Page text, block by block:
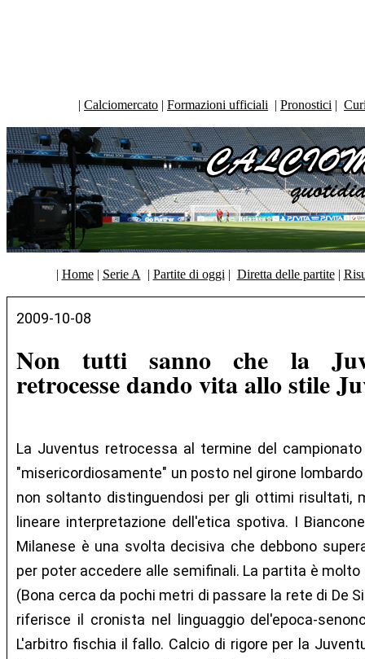
| Calciomercato | Formazioni ufficiali | Pronostici |
| Home| Serie A | Partite di oggi | Diretta delle partite|
2009-10-08
Non tutti sanno che la
retrocesse dando vita allo stile
La Juventus retrocessa al termine del
"misericordiosamente" un posto nel girone
non soltanto distinguendosi per gli ottimi risultati,
lineare interpretazione dell'etica spotiva. I
Milanese è una svolta decisiva che debbono
per poter accedere alle semifinali. La partita è
(Bona cerca da pochi metri di passare la rete di De
riferisce il cronista nel linguaggio del'epoca-
L'arbitro fischia il fallo. Calcio di rigore per la